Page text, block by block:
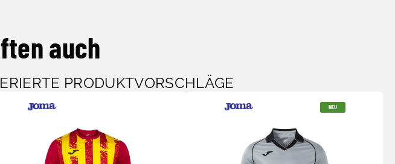
auch
PRODUKTVORSCHLÄGE
NEU